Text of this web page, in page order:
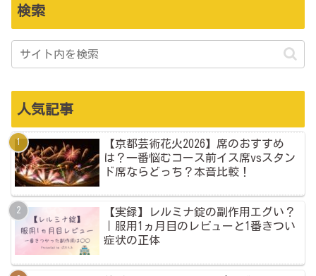
検索
人気記事
【京都芸術花火2026】席のおすすめ
は？一番悩むコース前イス席vsスタン
ド席ならどっち？本音比較！
【実録】レルミナ錠の副作用エグい？
｜服用1ヵ月目のレビューと1番きつい
症状の正体